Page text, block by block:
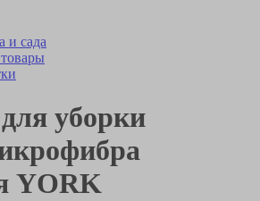
и сада
уборки
YORK